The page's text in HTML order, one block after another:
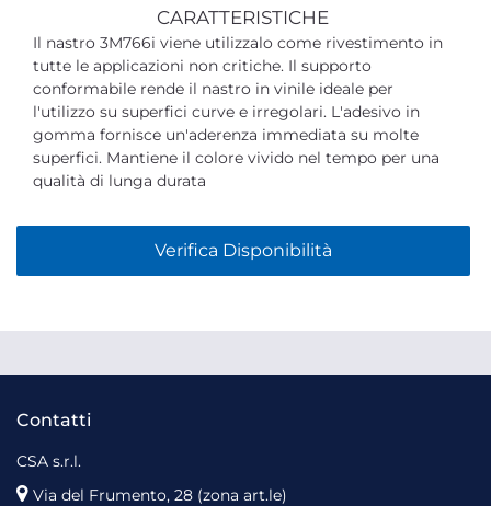
CARATTERISTICHE
Il nastro 3M766i viene utilizzalo come rivestimento in
tutte le applicazioni non critiche. Il supporto
conformabile rende il nastro in vinile ideale per
l'utilizzo su superfici curve e irregolari. L'adesivo in
gomma fornisce un'aderenza immediata su molte
superfici. Mantiene il colore vivido nel tempo per una
qualità di lunga durata
Verifica Disponibilità
Contatti
CSA s.r.l.
Via del Frumento, 28 (zona art.le)